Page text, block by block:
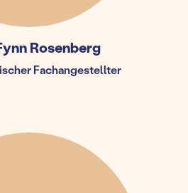
Rosenberg
Fachangestellter